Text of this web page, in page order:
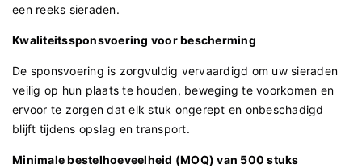
een reeks sieraden.
Kwaliteitssponsvoering voor bescherming
De sponsvoering is zorgvuldig vervaardigd om uw sieraden
veilig op hun plaats te houden, beweging te voorkomen en
ervoor te zorgen dat elk stuk ongerept en onbeschadigd
blijft tijdens opslag en transport.
Minimale bestelhoeveelheid (MOQ) van 500 stuks